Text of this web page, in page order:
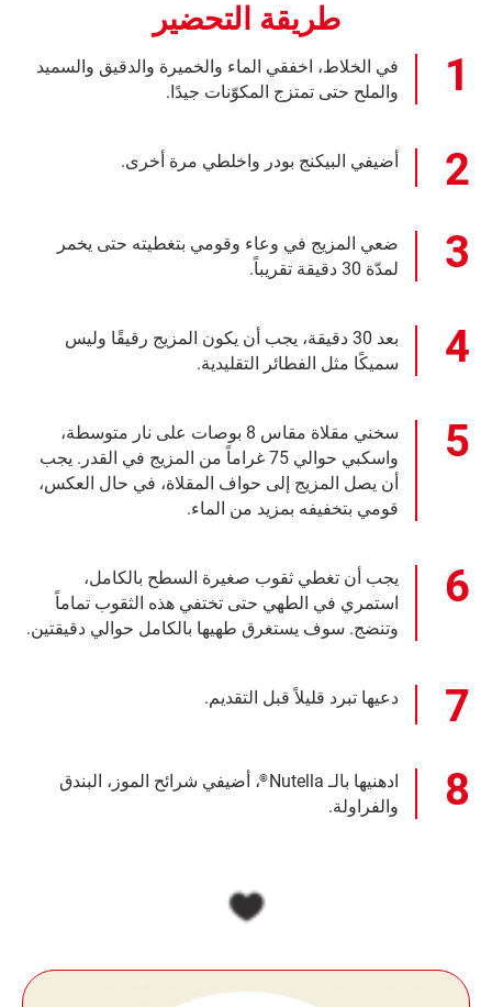
طريقة التحضير
في الخلاط، اخفقي الماء والخميرة والدقيق والسميد
والملح حتى تمتزج المكوّنات جيدًا.
أضيفي البيكنج بودر واخلطي مرة أخرى.
ضعي المزيج في وعاء وقومي بتغطيته حتى يخمر
لمدّة 30 دقيقة تقريباً.
بعد 30 دقيقة، يجب أن يكون المزيج رقيقًا وليس
سميكًا مثل الفطائر التقليدية.
سخني مقلاة مقاس 8 بوصات على نار متوسطة،
واسكبي حوالي 75 غراماً من المزيج في القدر. يجب
أن يصل المزيج إلى حواف المقلاة، في حال العكس،
قومي بتخفيفه بمزيد من الماء.
يجب أن تغطي ثقوب صغيرة السطح بالكامل،
استمري في الطهي حتى تختفي هذه الثقوب تماماً
وتنضج. سوف يستغرق طهيها بالكامل حوالي دقيقتين.
دعيها تبرد قليلاً قبل التقديم.
ادهنيها بالـ Nutella ®، أضيفي شرائح الموز، البندق
والفراولة.